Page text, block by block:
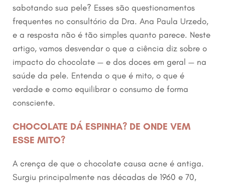
sabotando sua pele? Esses são questionamentos
frequentes no consultório da Dra. Ana Paula Urzedo,
e a resposta não é tão simples quanto parece. Neste
artigo, vamos desvendar o que a ciência diz sobre o
impacto do chocolate — e dos doces em geral — na
saúde da pele. Entenda o que é mito, o que é
verdade e como equilibrar o consumo de forma
consciente.
CHOCOLATE DÁ ESPINHA? DE ONDE VEM
ESSE MITO?
A crença de que o chocolate causa acne é antiga.
Surgiu principalmente nas décadas de 1960 e 70,